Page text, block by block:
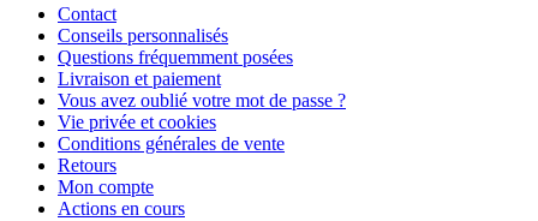
Contact
Conseils personnalisés
Questions fréquemment posées
Livraison et paiement
Vous avez oublié votre mot de passe ?
Vie privée et cookies
Conditions générales de vente
Retours
Mon compte
Actions en cours